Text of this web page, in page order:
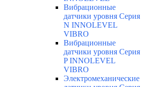
Вибрационные
датчики уровня Серия
N INNOLEVEL
VIBRO
Вибрационные
датчики уровня Серия
P INNOLEVEL
VIBRO
Электромеханические